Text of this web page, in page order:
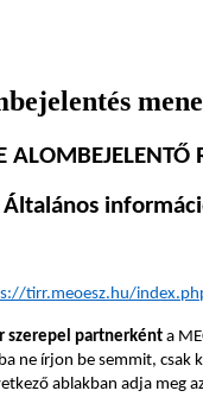
ALOMBEJELENTŐ
Általános
tirr.meoesz.hu/
szerepel partnerként a
ne írjon be semmit, csak
ablakban adja meg